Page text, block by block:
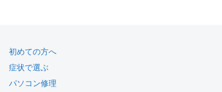
初めての方へ
症状で選ぶ
パソコン修理